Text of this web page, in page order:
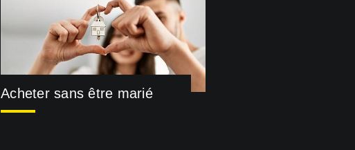
Acheter sans être marié